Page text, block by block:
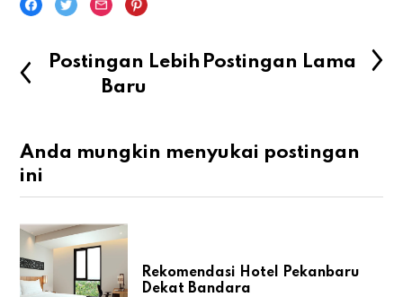
Postingan Lebih
Baru
Postingan Lama
Anda mungkin menyukai postingan
ini
Rekomendasi Hotel Pekanbaru
Dekat Bandara